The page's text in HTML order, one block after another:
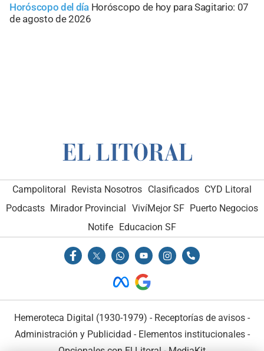
Horóscopo del día Horóscopo de hoy para Sagitario: 07
de agosto de 2026
Campolitoral Revista Nosotros Clasificados CYD Litoral
Podcasts Mirador Provincial VivíMejor SF Puerto Negocios
Notife Educacion SF
Hemeroteca Digital (1930-1979) - Receptorías de avisos -
Administración y Publicidad - Elementos institucionales-